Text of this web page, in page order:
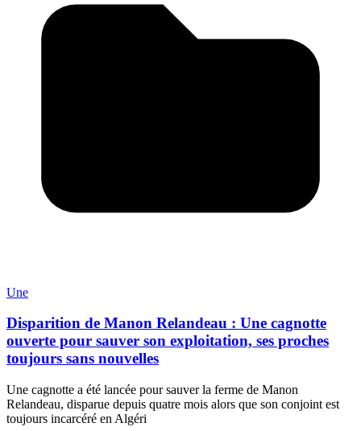
Une
Disparition de Manon Relandeau : Une cagnotte
ouverte pour sauver son exploitation, ses proches
toujours sans nouvelles
Une cagnotte a été lancée pour sauver la ferme de Manon
Relandeau, disparue depuis quatre mois alors que son conjoint est
toujours incarcéré en Algéri